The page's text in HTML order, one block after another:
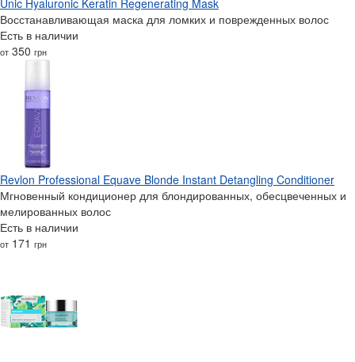
Восстанавливающая маска для ломких и поврежденных волос
Есть в наличии
от 350 грн
Revlon Professional Equave Blonde Instant Detangling Conditioner
Мгновенный кондиционер для блондированных, обесцвеченных и
мелированных волос
Есть в наличии
от 171 грн